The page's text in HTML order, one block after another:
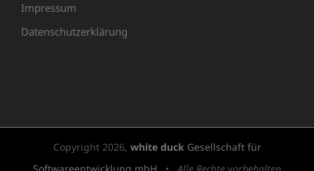
Impressum
Datenschutzerklärung
Copyright 2026, white duckGesellschaft für